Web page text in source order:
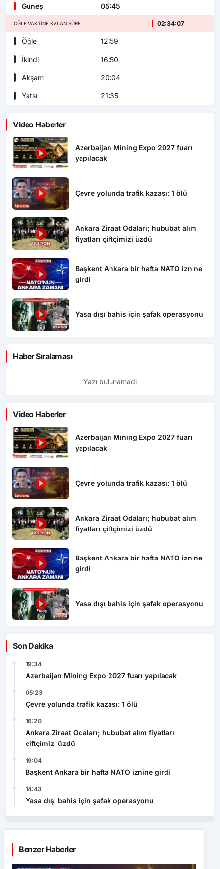
Güneş 05:45
ÖĞLE VAKTINE KALAN SÜRE 02:34:05
Öğle 12:59
İkindi 16:50
Akşam 20:04
Yatsı 21:35
Video Haberler
Azerbaijan Mining Expo 2027 fuarı
yapılacak
Çevre yolunda trafik kazası: 1 ölü
Ankara Ziraat Odaları; hububat alım
fiyatları çiftçimizi üzdü
Başkent Ankara bir hafta NATO iznine
girdi
Yasa dışı bahis için şafak operasyonu
Haber Sıralaması
Yazı bulunamadı
Video Haberler
Azerbaijan Mining Expo 2027 fuarı
yapılacak
Çevre yolunda trafik kazası: 1 ölü
Ankara Ziraat Odaları; hububat alım
fiyatları çiftçimizi üzdü
Başkent Ankara bir hafta NATO iznine
girdi
Yasa dışı bahis için şafak operasyonu
Son Dakika
19:34
Azerbaijan Mining Expo 2027 fuarı yapılacak
05:23
Çevre yolunda trafik kazası: 1 ölü
16:20
Ankara Ziraat Odaları; hububat alım fiyatları
çiftçimizi üzdü
19:04
Başkent Ankara bir hafta NATO iznine girdi
14:43
Yasa dışı bahis için şafak operasyonu
Benzer Haberler